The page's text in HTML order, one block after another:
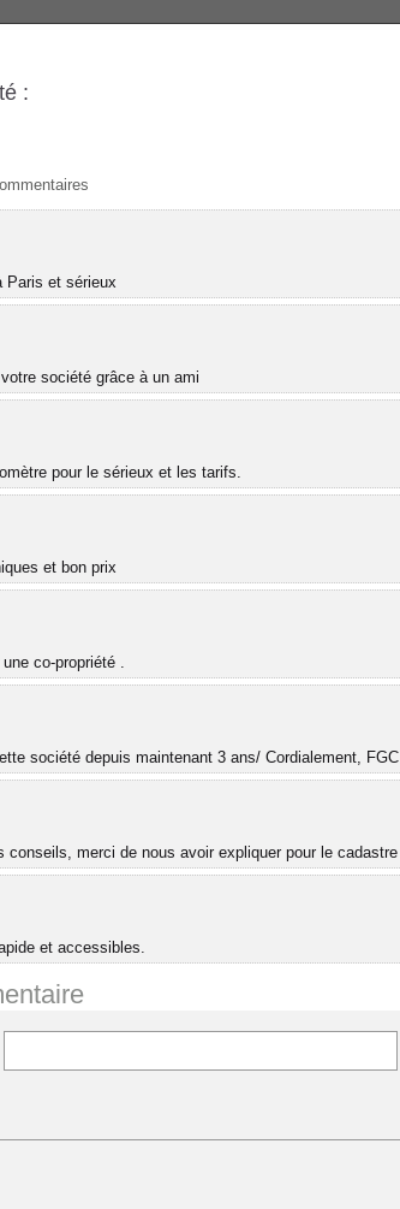
:
Paris et sérieux
société grâce à un ami
pour le sérieux et les tarifs.
et bon prix
co-propriété .
société depuis maintenant 3 ans/ Cordialement, FGC
conseils, merci de nous avoir expliquer pour le cadastre
et accessibles.